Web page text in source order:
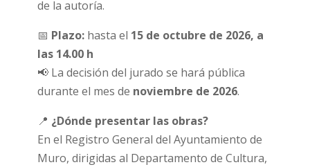
de la autoría.
📅 Plazo:hasta el 15 de octubre de 2026, a
las 14.00 h
📢 La decisión del jurado se hará pública
durante el mes de noviembre de 2026.
📍 ¿Dónde presentar las obras?
En el Registro General del Ayuntamiento de
Muro, dirigidas al Departamento de Cultura,